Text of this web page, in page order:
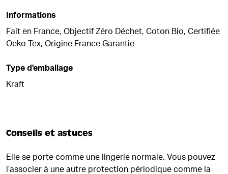
Informations
Fait en France, Objectif Zéro Déchet, Coton Bio, Certifiée
Oeko Tex, Origine France Garantie
Type d'emballage
Kraft
Conseils et astuces
Elle se porte comme une lingerie normale. Vous pouvez
l’associer à une autre protection périodique comme la